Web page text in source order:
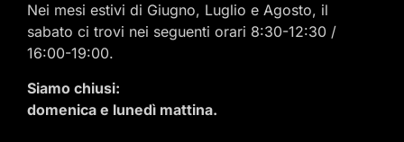
Nei mesi estivi di Giugno, Luglio e Agosto, il
sabato ci trovi nei seguenti orari 8:30-12:30 /
16:00-19:00.
Siamo chiusi:
domenica e lunedì mattina.